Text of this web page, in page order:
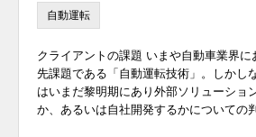
自動運転
クライアントの課題 いまや自動車業界
先課題である「自動運転技術」。しかし
はいまだ黎明期にあり外部ソリューショ
か、あるいは自社開発するかについての